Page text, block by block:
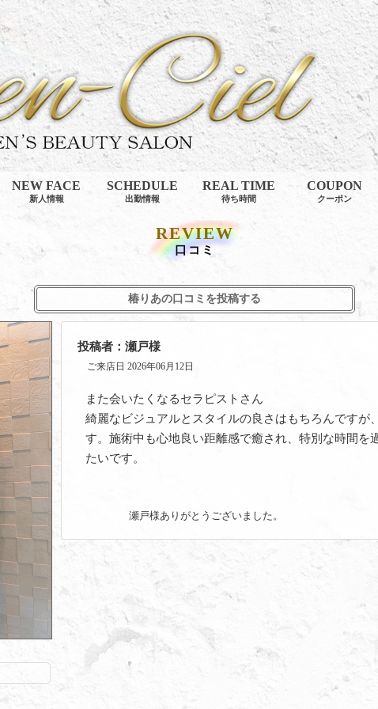
NEW FACE
新人情報
SCHEDULE
出勤情報
REAL TIME
待ち時間
COUPON
クーポン
REVIEW
口コミ
椿りあの口コミを投稿する
椿りあ(20)
投稿者：瀬戸様
ご来店日 2026年06月12日
また会いたくなるセラピストさん
綺麗なビジュアルとスタイルの良さはもちろんですが
す。施術中も心地良い距離感で癒され、特別な時間を
たいです。
瀬戸様ありがとうございました。